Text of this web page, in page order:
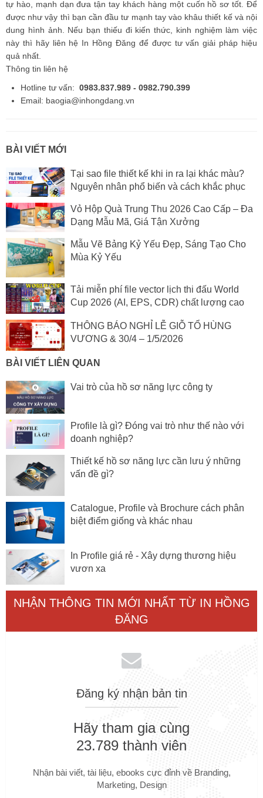
tự hào, mạnh dạn đưa tận tay khách hàng một cuốn hồ sơ tốt. Để
được như vậy thì bạn cần đầu tư mạnh tay vào khâu thiết kế và nội
dung hình ảnh. Nếu bạn thiếu đi kiến thức, kinh nghiệm làm việc
này thì hãy liên hệ In Hồng Đăng để được tư vấn giải pháp hiệu
quả nhất.
Thông tin liên hệ
Hotline tư vấn: 0983.837.989 - 0982.790.399
Email: baogia@inhongdang.vn
BÀI VIẾT MỚI
Tại sao file thiết kế khi in ra lại khác màu?
Nguyên nhân phổ biến và cách khắc phục
Vỏ Hộp Quà Trung Thu 2026 Cao Cấp – Đa
Dạng Mẫu Mã, Giá Tận Xưởng
Mẫu Vẽ Bảng Kỷ Yếu Đẹp, Sáng Tạo Cho
Mùa Kỷ Yếu
Tải miễn phí file vector lịch thi đấu World
Cup 2026 (AI, EPS, CDR) chất lượng cao
THÔNG BÁO NGHỈ LỄ GIỖ TỔ HÙNG
VƯƠNG & 30/4 – 1/5/2026
BÀI VIẾT LIÊN QUAN
Vai trò của hồ sơ năng lực công ty
Profile là gì? Đóng vai trò như thế nào với
doanh nghiệp?
Thiết kế hồ sơ năng lực cần lưu ý những
vấn đề gì?
Catalogue, Profile và Brochure cách phân
biệt điểm giống và khác nhau
In Profile giá rẻ - Xây dựng thương hiệu
vươn xa
NHẬN THÔNG TIN MỚI NHẤT TỪ IN HỒNG
ĐĂNG
Đăng ký nhận bản tin
Hãy tham gia cùng
23.789 thành viên
Nhận bài viết, tài liệu, ebooks cực đỉnh về Branding,
Marketing, Design